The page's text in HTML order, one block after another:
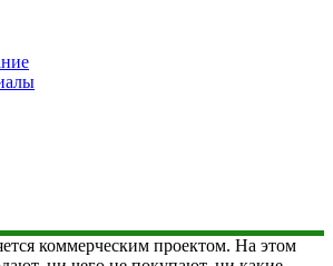
коммерческим проектом. На этом